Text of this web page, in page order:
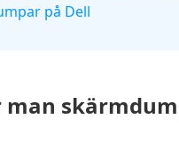
på Dell
man